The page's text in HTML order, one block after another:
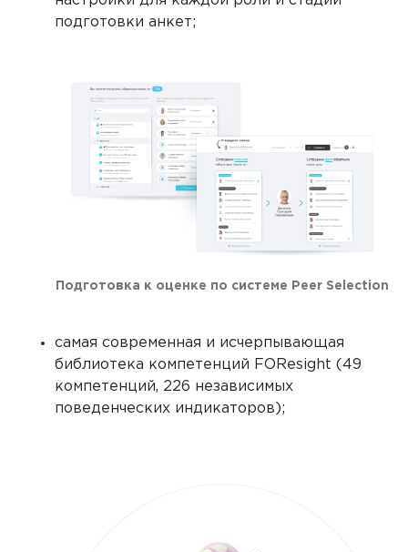
подготовки анкет;
Подготовка к оценке по системе Peer Selection
самая современная и исчерпывающая
библиотека компетенций FOResight (49
компетенций, 226 независимых
поведенческих индикаторов);